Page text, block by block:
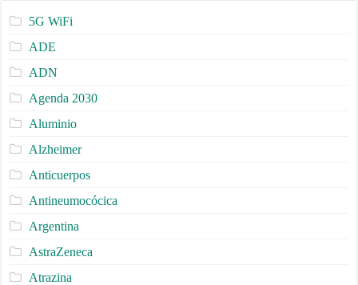
5G WiFi
ADE
ADN
Agenda 2030
Aluminio
Alzheimer
Anticuerpos
Antineumocócica
Argentina
AstraZeneca
Atrazina